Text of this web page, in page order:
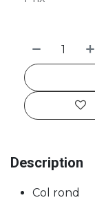
Description
Col rond